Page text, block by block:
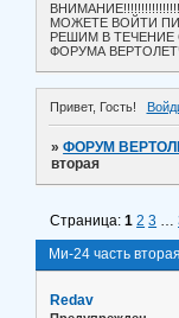
МОЖЕТЕ ВОЙТИ
РЕШИМ В
ФОРУМА
Привет, Гость!
»ФОРУМ
вторая
Ми-24 часть вторая
Страница:1 2 3 …
Redav